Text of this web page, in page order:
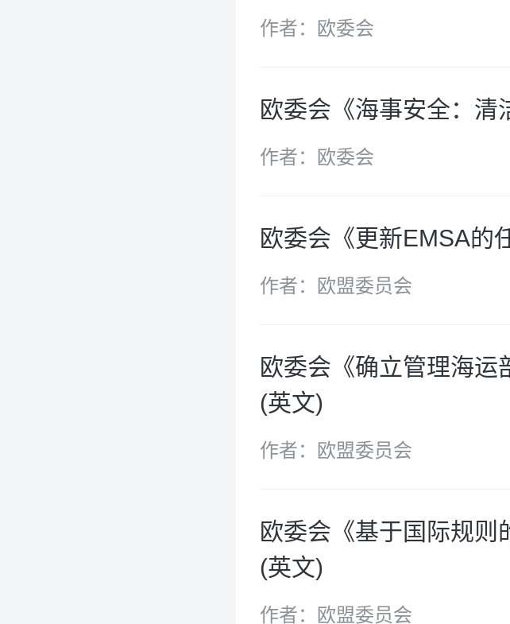
作者：欧委会
欧委会《海事安全：清
作者：欧委会
欧委会《更新EMSA的
作者：欧盟委员会
欧委会《确立管理海运
(英文)
作者：欧盟委员会
欧委会《基于国际规则
(英文)
作者：欧盟委员会